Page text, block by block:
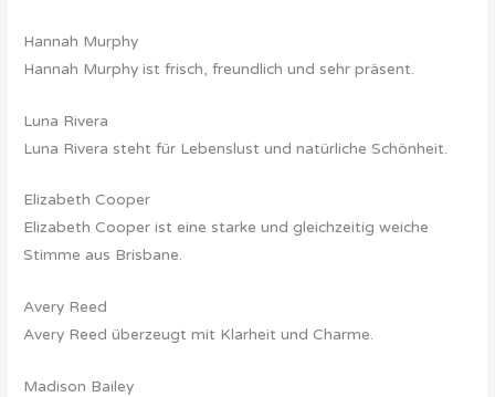
Hannah Murphy
Hannah Murphy ist frisch, freundlich und sehr präsent.
Luna Rivera
Luna Rivera steht für Lebenslust und natürliche Schönheit.
Elizabeth Cooper
Elizabeth Cooper ist eine starke und gleichzeitig weiche
Stimme aus Brisbane.
Avery Reed
Avery Reed überzeugt mit Klarheit und Charme.
Madison Bailey